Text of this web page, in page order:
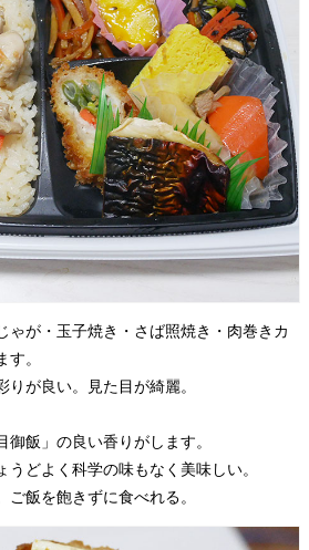
ゃが・玉子焼き・さば照焼き・肉巻きカ
。
が良い。見た目が綺麗。
飯」の良い香りがします。
うどよく科学の味もなく美味しい。
ご飯を飽きずに食べれる。